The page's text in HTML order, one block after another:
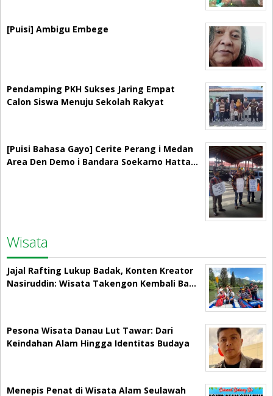
[Puisi] Ambigu Embege
Pendamping PKH Sukses Jaring Empat
Calon Siswa Menuju Sekolah Rakyat
[Puisi Bahasa Gayo] Cerite Perang i Medan
Area Den Demo i Bandara Soekarno Hatta…
Wisata
Jajal Rafting Lukup Badak, Konten Kreator
Nasiruddin: Wisata Takengon Kembali Ba…
Pesona Wisata Danau Lut Tawar: Dari
Keindahan Alam Hingga Identitas Budaya
Menepis Penat di Wisata Alam Seulawah